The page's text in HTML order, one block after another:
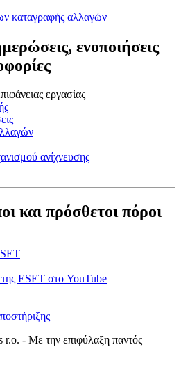
καταγραφής αλλαγών
ενοποιήσεις
εργασίας
ανίχνευσης
και πρόσθετοι πόροι
ESET στο YouTube
- Με την επιφύλαξη παντός